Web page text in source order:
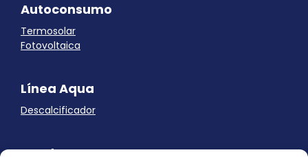
Autoconsumo
Termosolar
Fotovoltaica
Línea Aqua
Descalcificador
Ayuda